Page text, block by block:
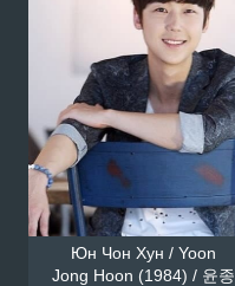
Юн Чон Хун / Yoon
Jong Hoon (1984) / 윤종